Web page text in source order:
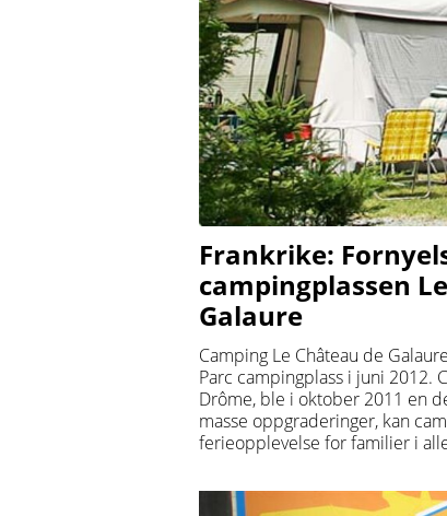
Frankrike:
campingplassen
Galaure
Camping Le Château de
Parc campingplass i juni 2012.
Drôme, ble i oktober 2011 en
masse oppgraderinger, kan
ferieopplevelse for familier i